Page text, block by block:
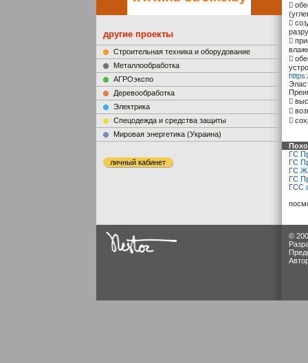
другие проекты
Строительная техника и оборудование
Металлообработка
АГРОэкспо
Деревообработка
Электрика
Cпецодежда и средства защиты
Мировая энергетика (Украина)
личный кабинет







ГС
ГС
ГС
ГС
ГСС
©